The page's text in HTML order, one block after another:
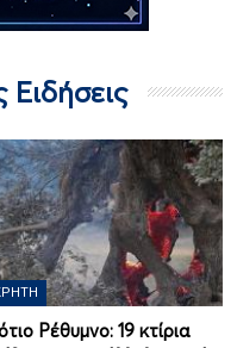
Ειδήσεις
Ρέθυμνο: 19 κτίρια